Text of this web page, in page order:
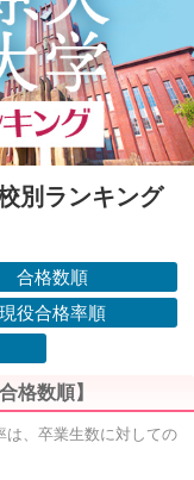
別ランキング
合格数順
現役合格率順
格数順】
、卒業生数に対しての